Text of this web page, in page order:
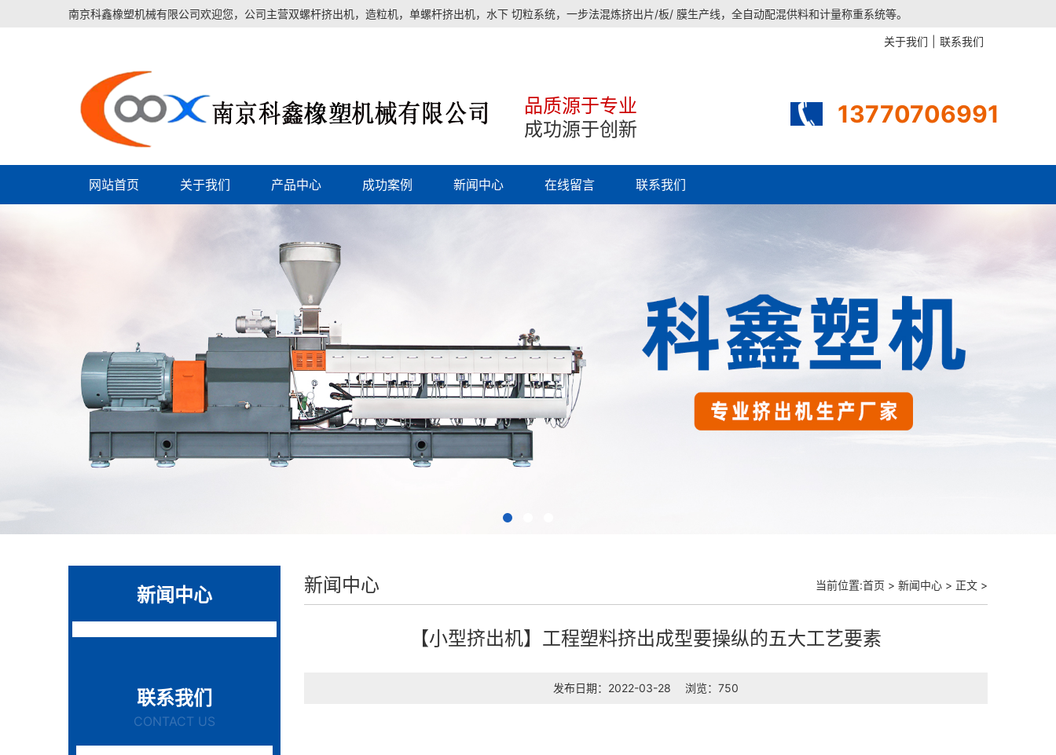
南京科鑫橡塑机械有限公司欢迎您，公司主营双螺杆挤出机，造粒机，单螺杆挤出机，水下 切粒系统，一步法混炼挤出片/板/ 膜生产线，全自动配混供料和计量称重系统等。
关于我们 联系我们
品质源于专业
成功源于创新
13770706991
网站首页 关于我们 产品中心 成功案例 新闻中心 在线留言 联系我们
新闻中心
联系我们
CONTACT US
新闻中心 当前位置:首页 > 新闻中心 > 正文 >
【小型挤出机】工程塑料挤出成型要操纵的五大工艺要素
发布日期：2022-03-28 浏览：750